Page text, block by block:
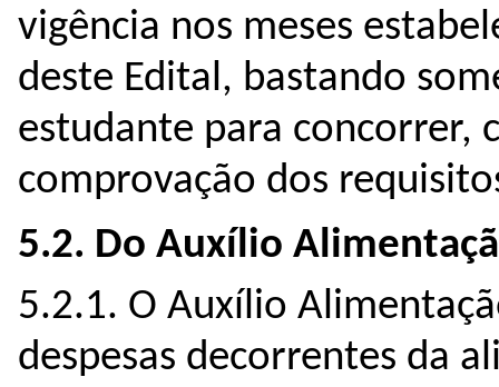
vigência nos meses
deste Edital, bastando
estudante para concorrer,
5.2. Do Auxílio
5.2.1. O Auxílio
despesas decorrentes da